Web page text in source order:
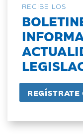
RECIBE LOS